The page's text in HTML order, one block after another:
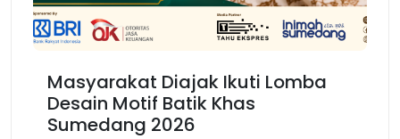
Diajak Ikuti Lomba
Motif Batik Khas
2026
Karnaval